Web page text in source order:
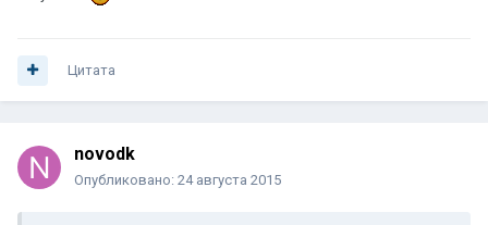
Цитата
novodk
Опубликовано: 24 августа 2015